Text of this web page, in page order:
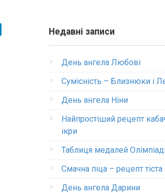
Недавні записи
День ангела Любові
Сумісність – Близнюки і
День ангела Ніни
Найпростіший рецепт
ікри
Таблиця медалей
Смачна піца – рецепт тіста
День ангела Дарини